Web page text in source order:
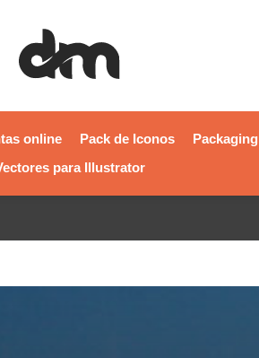
online Pack de Iconos Packaging
para Illustrator